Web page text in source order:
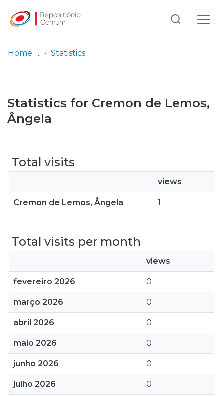
Browse repository
Log
In
(current)
Home Statistics
Statistics for Cremon de Lemos,
Ângela
Total visits
views
Cremon de Lemos, Ângela 1
Total visits per month
views
fevereiro 2026 0
março 2026 0
abril 2026 0
maio 2026 0
junho 2026 0
julho 2026 0